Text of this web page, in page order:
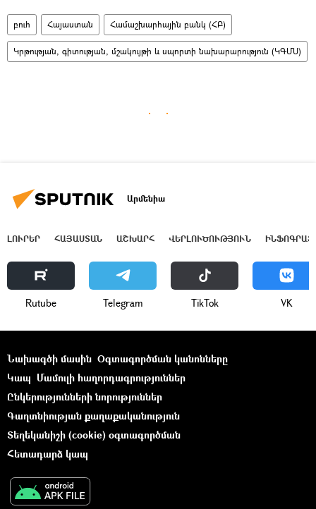
բուհ Հայաստան Համաշխարհային բանկ (ՀԲ)
Կրթության, գիտության, մշակույթի և սպորտի նախարարություն (ԿԳՄՍ)
Արմենիա
ԼՈՒՐԵՐ ՀԱՅԱՍՏԱՆ ԱՇԽԱՐՀ ՎԵՐԼՈՒԾՈՒԹՅՈՒՆ
Rutube Telegram ТikТоk VK
Նախագծի մասին Օգտագործման կանոնները
Կապ Մամուլի հաղորդագրություններ
Ընկերությունների նորություններ
Գաղտնիության քաղաքականություն
Տեղեկանիշի (cookie) օգտագործման
Հետադարձ կապ